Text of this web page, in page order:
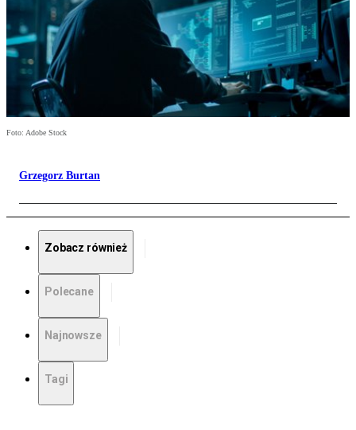
Foto: Adobe Stock
Grzegorz Burtan
Zobacz również
Polecane
Najnowsze
Tagi